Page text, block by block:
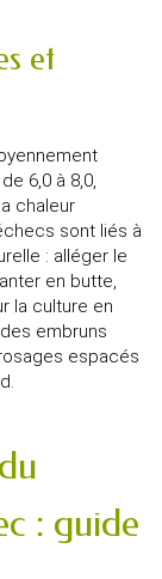
et
6,0 à 8,0,
chaleur
sont liés à
: alléger le
en butte,
la culture en
embruns
espacés
: guide